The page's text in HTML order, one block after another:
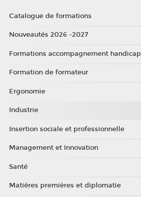
Catalogue de formations
Nouveautés 2026 -2027
Formations accompagnement handicap
Formation de formateur
Ergonomie
Industrie
Insertion sociale et professionnelle
Management et Innovation
Santé
Matières premières et diplomatie